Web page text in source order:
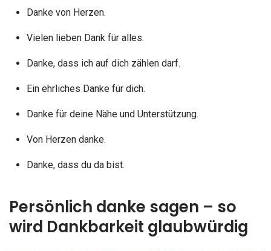
Danke von Herzen.
Vielen lieben Dank für alles.
Danke, dass ich auf dich zählen darf.
Ein ehrliches Danke für dich.
Danke für deine Nähe und Unterstützung.
Von Herzen danke.
Danke, dass du da bist.
Persönlich danke sagen – so
wird Dankbarkeit glaubwürdig